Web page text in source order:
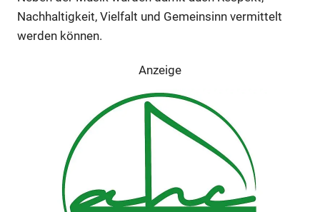
Anzeige
Nachhaltigkeit, Vielfalt und Gemeinsinn vermittelt
werden können.
Anzeige